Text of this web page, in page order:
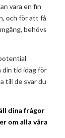
vara en fin
och för att få
behövs
din tid idag för
till de svar du
dina frågor
om alla våra